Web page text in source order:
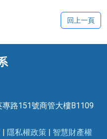
回上一頁
路151號商管大樓B1109
| 隱私權政策 | 智慧財產權